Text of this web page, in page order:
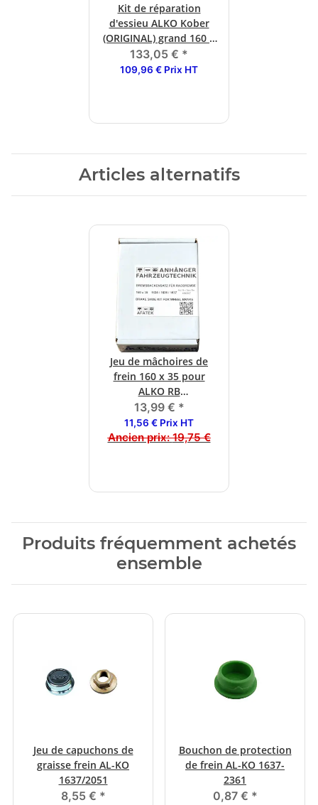
Kit de réparation
d'essieu ALKO Kober
(ORIGINAL) grand 160 x
35 1635/1636/1637
133,05 € *
109,96 € Prix HT
Articles alternatifs
Jeu de mâchoires de
frein 160 x 35 pour
ALKO RB
1635/1636/1637
13,99 € *
11,56 € Prix HT
Ancien prix:19,75 €
Produits fréquemment achetés
ensemble
Jeu de capuchons de
graisse frein AL-KO
1637/2051
8,55 € *
Bouchon de protection
de frein AL-KO 1637-
2361
0,87 € *